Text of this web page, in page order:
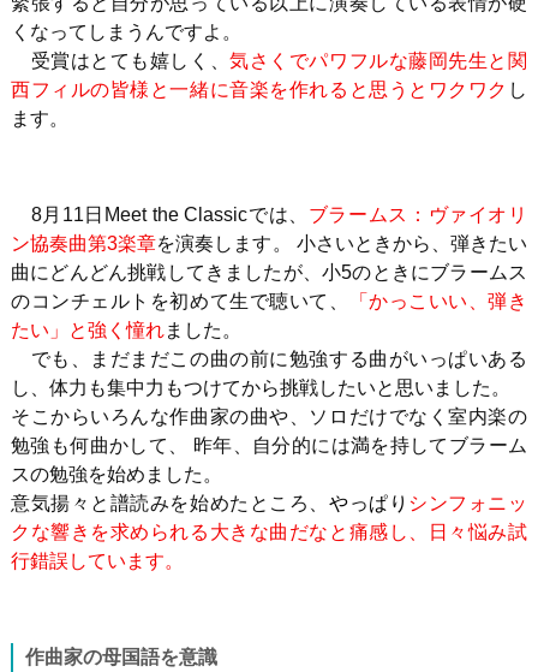
くなってしまうんですよ。
受賞はとても嬉しく、気さくでパワフルな藤岡先生と関
西フィルの皆様と一緒に音楽を作れると思うとワクワク し
ます。
8月11日Meet the Classicでは、 ブラームス：ヴァイオリ
ン協奏曲第3楽章を演奏します。 小さいときから、弾きたい
曲にどんどん挑戦してきましたが、小5のときにブラームス
のコンチェルトを初めて生で聴いて、
「かっこいい、弾き
たい」と強く憧れました。
でも、まだまだこの曲の前に勉強する曲がいっぱいある
し、体力も集中力もつけてから挑戦したいと思いました。
そこからいろんな作曲家の曲や、ソロだけでなく室内楽の
勉強も何曲かして、 昨年、自分的には満を持してブラーム
スの勉強を始めました。
意気揚々と譜読みを始めたところ、 やっぱり シンフォニッ
クな響きを求められる大きな曲だなと痛感し、日々悩み試
行錯誤しています。
作曲家の母国語を意識